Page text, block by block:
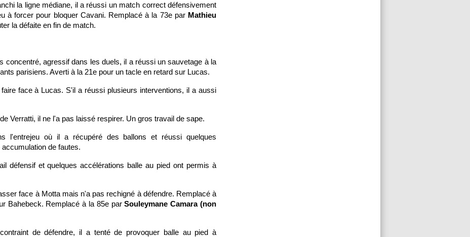
la ligne médiane, il a réussi un match correct défensivement
à forcer pour bloquer Cavani. Remplacé à la 73e par Mathieu
la défaite en fin de match.
concentré, agressif dans les duels, il a réussi un sauvetage à la
parisiens. Averti à la 21e pour un tacle en retard sur Lucas.
face à Lucas. S'il a réussi plusieurs interventions, il a aussi
Verratti, il ne l'a pas laissé respirer. Un gros travail de sape.
l'entrejeu où il a récupéré des ballons et réussi quelques
de fautes.
défensif et quelques accélérations balle au pied ont permis à
face à Motta mais n'a pas rechigné à défendre. Remplacé à
Bahebeck. Remplacé à la 85e parSouleymane Camara (non
de défendre, il a tenté de provoquer balle au pied à